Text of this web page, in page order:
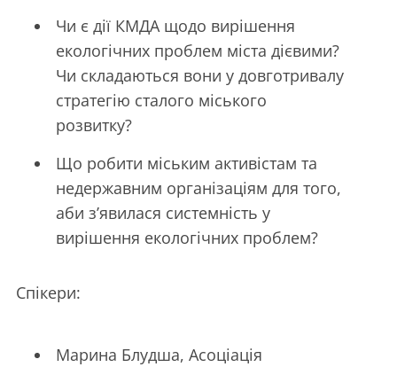
Чи є дії КМДА щодо вирішення
екологічних проблем міста дієвими?
Чи складаються вони у довготривалу
стратегію сталого міського
розвитку?
Що робити міським активістам та
недержавним організаціям для того,
аби з’явилася системність у
вирішення екологічних проблем?
Спікери:
Марина Блудша, Асоціація